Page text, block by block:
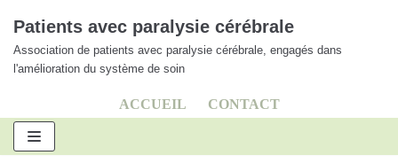
Aller
au
contenu
Patients avec paralysie cérébrale
Association de patients avec paralysie cérébrale, engagés dans
l'amélioration du système de soin
ACCUEIL CONTACT